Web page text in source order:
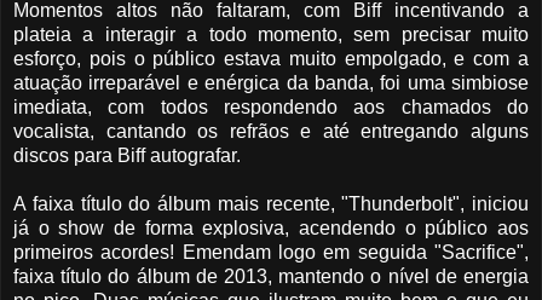
Momentos altos não faltaram, com Biff incentivando a
plateia a interagir a todo momento, sem precisar muito
esforço, pois o público estava muito empolgado, e com a
atuação irreparável e enérgica da banda, foi uma simbiose
imediata, com todos respondendo aos chamados do
vocalista, cantando os refrãos e até entregando alguns
discos para Biff autografar.
A faixa título do álbum mais recente, "Thunderbolt", iniciou
já o show de forma explosiva, acendendo o público aos
primeiros acordes! Emendam logo em seguida "Sacrifice",
faixa título do álbum de 2013, mantendo o nível de energia